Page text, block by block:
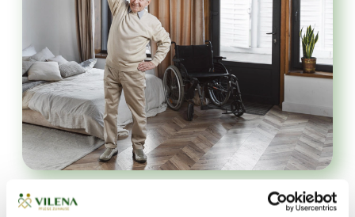
3. Tipps zur Integration von Bewegung in den